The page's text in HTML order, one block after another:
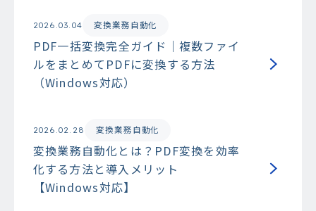
2026.03.04 変換業務自動化
PDF一括変換完全ガイド｜複数ファイ
ルをまとめてPDFに変換する方法
（Windows対応）
2026.02.28 変換業務自動化
変換業務自動化とは？PDF変換を効率
化する方法と導入メリット
【Windows対応】